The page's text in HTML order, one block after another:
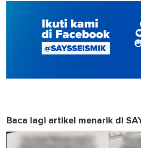
Baca lagi artikel menarik di